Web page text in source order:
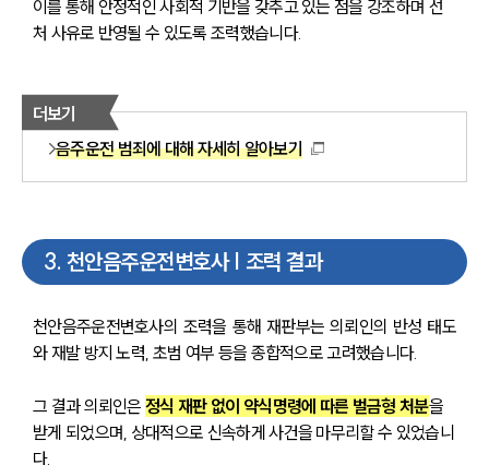
이를 통해 안정적인 사회적 기반을 갖추고 있는 점을 강조하며 선
처 사유로 반영될 수 있도록 조력했습니다.
더보기
음주운전 범죄에 대해 자세히 알아보기
3. 천안음주운전변호사 | 조력 결과
천안음주운전변호사의 조력을 통해 재판부는 의뢰인의 반성 태도
와 재발 방지 노력, 초범 여부 등을 종합적으로 고려했습니다.
그 결과 의뢰인은 정식 재판 없이 약식명령에 따른 벌금형 처분을
받게 되었으며, 상대적으로 신속하게 사건을 마무리할 수 있었습니
다.